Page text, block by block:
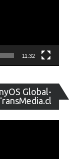
11:32
Global-
de